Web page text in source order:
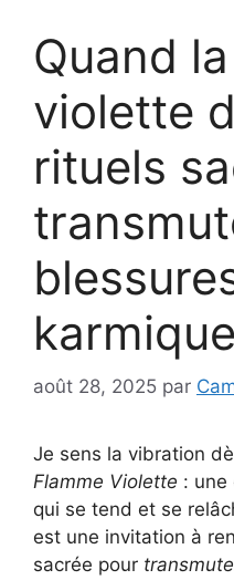
Quand
violette
rituels
août 28, 2025 par
Je sens la vibration
Flamme Violette : une
qui se tend et se
est une invitation à
sacrée pour